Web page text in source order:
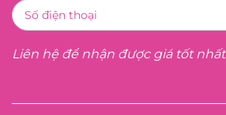
Liên hệ để nhận được giá tốt nhất